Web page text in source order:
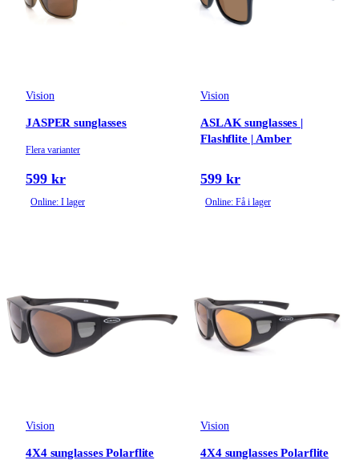
Vision
JASPER sunglasses
Flera varianter
599 kr
Online: I lager
Vision
ASLAK sunglasses |
Flashflite | Amber
599 kr
Online: Få i lager
Vision
4X4 sunglasses Polarflite
Vision
4X4 sunglasses Polarflite